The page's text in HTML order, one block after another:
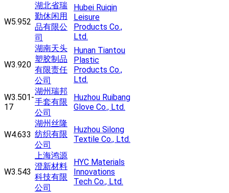
W5.952
湖北省瑞
勤休闲用
品有限公
司
Hubei Ruiqin
Leisure
Products Co.,
Ltd.
W3.920
湖南天头
塑胶制品
有限责任
公司
Hunan Tiantou
Plastic
Products Co.,
Ltd.
W3.501-
17
湖州瑞邦
手套有限
公司
Huzhou Ruibang
Glove Co., Ltd.
W4.633
湖州丝隆
纺织有限
公司
Huzhou Silong
Textile Co., Ltd.
W3.543
上海鸿源
澄新材料
科技有限
公司
HYC Materials
Innovations
Tech Co., Ltd.